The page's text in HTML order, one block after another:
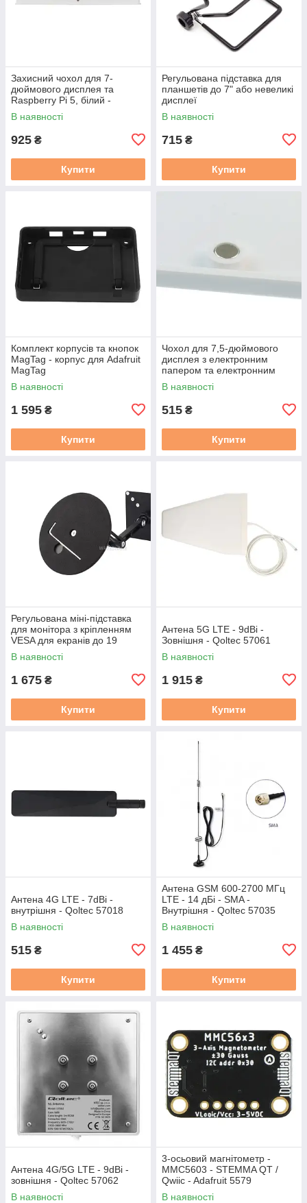
Захисний чохол для 7-
дюймового дисплея та
Raspberry Pi 5, білий -
Waveshare 32316
В наявності
925 ₴
Купити
Регульована підставка для
планшетів до 7" або невеликі
дисплеї
В наявності
715 ₴
Купити
Комплект корпусів та кнопок
MagTag - корпус для Adafruit
MagTag
В наявності
1 595 ₴
Купити
Чохол для 7,5-дюймового
дисплея з електронним
папером та електронним
чорнилом - Waveshare 16089
В наявності
515 ₴
Купити
Регульована міні-підставка
для монітора з кріпленням
VESA для екранів до 19
дюймів - Waveshare 32275
В наявності
1 675 ₴
Купити
Антена 5G LTE - 9dBi -
Зовнішня - Qoltec 57061
В наявності
1 915 ₴
Купити
Антена 4G LTE - 7dBi -
внутрішня - Qoltec 57018
В наявності
515 ₴
Купити
Антена GSM 600-2700 МГц
LTE - 14 дБі - SMA -
Внутрішня - Qoltec 57035
В наявності
1 455 ₴
Купити
Антена 4G/5G LTE - 9dBi -
зовнішня - Qoltec 57062
В наявності
3-осьовий магнітометр -
MMC5603 - STEMMA QT /
Qwiic - Adafruit 5579
В наявності